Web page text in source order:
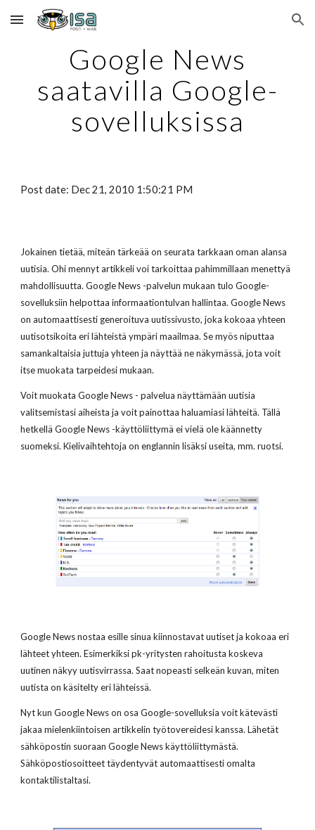
Skip to main content Skip to navigation
Google News
saatavilla Google-
sovelluksissa
Post date: Dec 21, 2010 1:50:21 PM
Jokainen tietää, miteän tärkeää on seurata tarkkaan oman alansa
uutisia. Ohi mennyt artikkeli voi tarkoittaa pahimmillaan menettyä
mahdollisuutta. Google News -palvelun mukaan tulo Google-
sovelluksiin helpottaa informaationtulvan hallintaa. Google News
on automaattisesti generoituva uutissivusto, joka kokoaa yhteen
uutisotsikoita eri lähteistä ympäri maailmaa. Se myös niputtaa
samankaltaisia juttuja yhteen ja näyttää ne näkymässä, jota voit
itse muokata tarpeidesi mukaan.
Voit muokata Google News - palvelua näyttämään uutisia
valitsemistasi aiheista ja voit painottaa haluamiasi lähteitä. Tällä
hetkellä Google News -käyttöliittymä ei vielä ole käännetty
suomeksi. Kielivaihtehtoja on englannin lisäksi useita, mm. ruotsi.
Google News nostaa esille sinua kiinnostavat uutiset ja kokoaa eri
lähteet yhteen. Esimerkiksi pk-yritysten rahoitusta koskeva
uutinen näkyy uutisvirrassa. Saat nopeasti selkeän kuvan, miten
uutista on käsitelty eri lähteissä.
Nyt kun Google News on osa Google-sovelluksia voit kätevästi
jakaa mielenkiintoisen artikkelin työtovereidesi kanssa. Lähetät
sähköpostin suoraan Google News käyttöliittymästä.
Sähköpostiosoitteet täydentyvät automaattisesti omalta
kontaktilistaltasi.